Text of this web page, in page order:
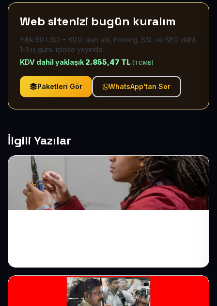
Web sitenizi bugün kuralım
Yıllık 50 USD + KDV; alan adı, hosting, SSL ve SEO dahil.
1-3 iş günü içinde yayında.
KDV dahil yaklaşık 2.855,47 TL (TCMB)
Paketleri Gör WhatsApp'tan Sor
İlgili Yazılar